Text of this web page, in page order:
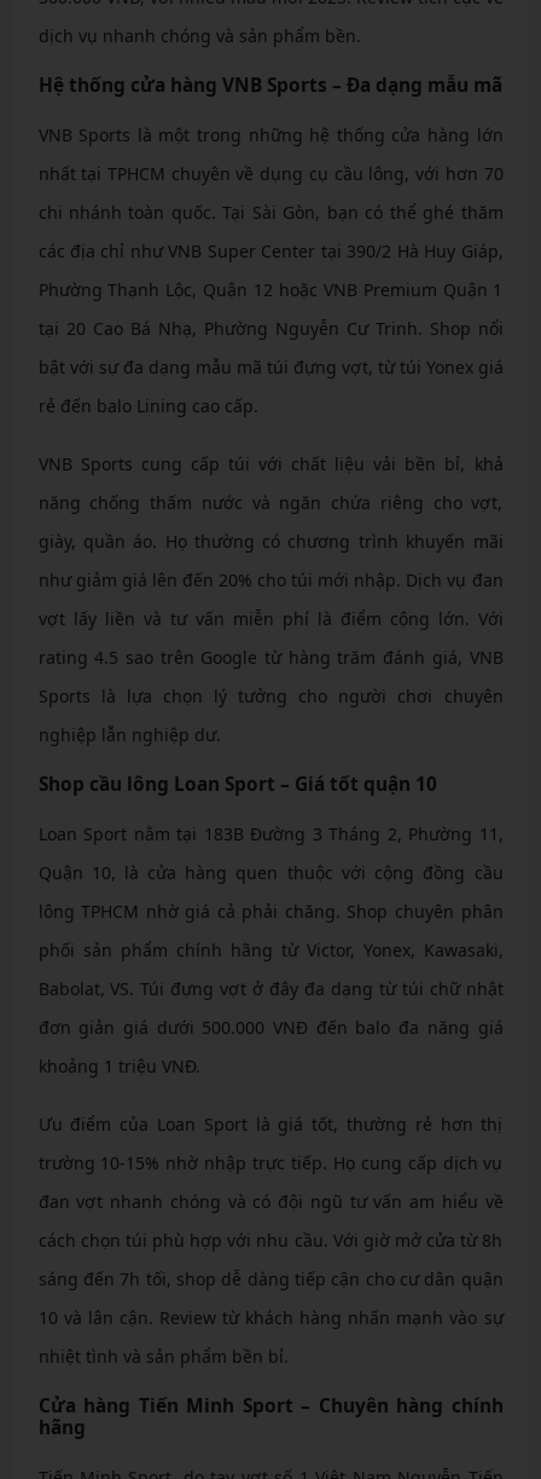
dịch vụ nhanh chóng và sản phẩm bền.
Hệ thống cửa hàng VNB Sports – Đa dạng mẫu mã
VNB Sports là một trong những hệ thống cửa hàng lớn
nhất tại TPHCM chuyên về dụng cụ cầu lông, với hơn 70
chi nhánh toàn quốc. Tại Sài Gòn, bạn có thể ghé thăm
các địa chỉ như VNB Super Center tại 390/2 Hà Huy Giáp,
Phường Thạnh Lộc, Quận 12 hoặc VNB Premium Quận 1
tại 20 Cao Bá Nhạ, Phường Nguyễn Cư Trinh. Shop nổi
bật với sự đa dạng mẫu mã túi đựng vợt, từ túi Yonex giá
rẻ đến balo Lining cao cấp.
VNB Sports cung cấp túi với chất liệu vải bền bỉ, khả
năng chống thấm nước và ngăn chứa riêng cho vợt,
giày, quần áo. Họ thường có chương trình khuyến mãi
như giảm giá lên đến 20% cho túi mới nhập. Dịch vụ đan
vợt lấy liền và tư vấn miễn phí là điểm cộng lớn. Với
rating 4.5 sao trên Google từ hàng trăm đánh giá, VNB
Sports là lựa chọn lý tưởng cho người chơi chuyên
nghiệp lẫn nghiệp dư.
Shop cầu lông Loan Sport – Giá tốt quận 10
Loan Sport nằm tại 183B Đường 3 Tháng 2, Phường 11,
Quận 10, là cửa hàng quen thuộc với cộng đồng cầu
lông TPHCM nhờ giá cả phải chăng. Shop chuyên phân
phối sản phẩm chính hãng từ Victor, Yonex, Kawasaki,
Babolat, VS. Túi đựng vợt ở đây đa dạng từ túi chữ nhật
đơn giản giá dưới 500.000 VNĐ đến balo đa năng giá
khoảng 1 triệu VNĐ.
Ưu điểm của Loan Sport là giá tốt, thường rẻ hơn thị
trường 10-15% nhờ nhập trực tiếp. Họ cung cấp dịch vụ
đan vợt nhanh chóng và có đội ngũ tư vấn am hiểu về
cách chọn túi phù hợp với nhu cầu. Với giờ mở cửa từ 8h
sáng đến 7h tối, shop dễ dàng tiếp cận cho cư dân quận
10 và lân cận. Review từ khách hàng nhấn mạnh vào sự
nhiệt tình và sản phẩm bền bỉ.
Cửa hàng Tiến Minh Sport – Chuyên hàng chính
hãng